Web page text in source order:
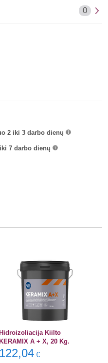
0
2 iki 3 darbo dienų
7 darbo dienų
Hidroizoliacija Kiilto
KERAMIX A + X, 20 Kg.
122,04 €